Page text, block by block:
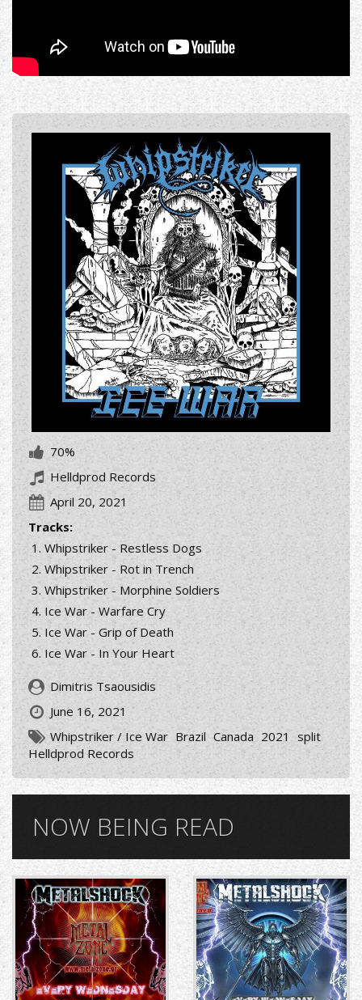
70%
Helldprod Records
April 20, 2021
Tracks:
Whipstriker - Restless Dogs
Whipstriker - Rot in Trench
Whipstriker - Morphine Soldiers
Ice War - Warfare Cry
Ice War - Grip of Death
Ice War - In Your Heart
Dimitris Tsaousidis
June 16, 2021
Whipstriker / Ice War Brazil Canada 2021
split
Helldprod Records
NOW BEING READ